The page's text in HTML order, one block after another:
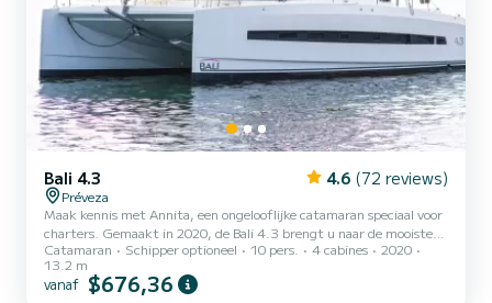
Bali 4.3 4.6 (72 reviews)
Préveza
Maak kennis met Annita, een ongelooflijke catamaran speciaal voor
charters. Gemaakt in 2020, de Bali 4.3 brengt u naar de mooiste
ankerplaatsen in Préveza. De boot heeft 4 volledig uitgeruste
hut(ten) en een capaciteit van 10 personen. Met een totale lengte
van 13 meter is het uw beste bondgenoot om een uitzonderlijke
Catamaran Schipper optioneel 10 pers. 4 cabines
2020
13.2 m
vanaf $676,36